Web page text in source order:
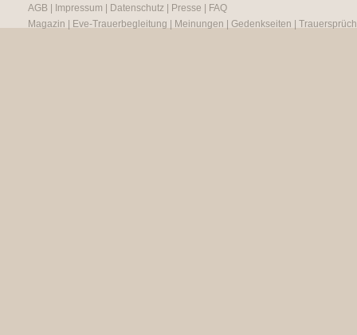
AGB
Impressum Datenschutz Presse
FAQ
Magazin
Eve-Trauerbegleitung Meinungen Gedenkseiten